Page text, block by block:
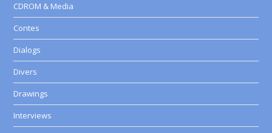
CDROM & Media
Contes
Dialogs
Divers
Drawings
Interviews